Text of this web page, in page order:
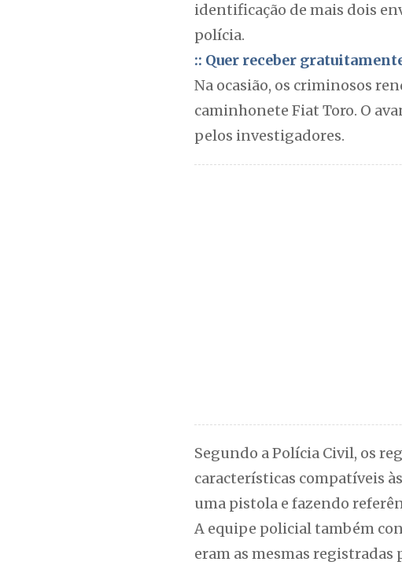
identificação de mais dois
polícia.
:: Quer receber
Na ocasião, os criminosos
caminhonete Fiat Toro. O
pelos investigadores.
Segundo a Polícia Civil, os
características compatíveis
uma pistola e fazendo
A equipe policial também
eram as mesmas